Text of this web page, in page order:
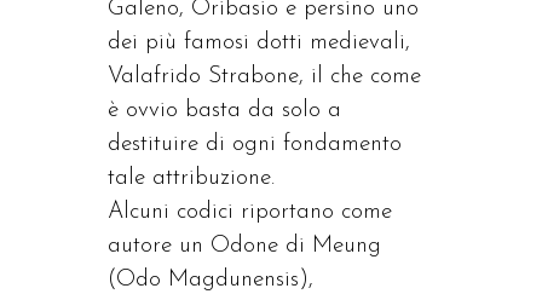
Galeno, Oribasio e persino uno
dei più famosi dotti medievali,
Valafrido Strabone, il che come
è ovvio basta da solo a
destituire di ogni fondamento
tale attribuzione.
Alcuni codici riportano come
autore un Odone di Meung
(Odo Magdunensis),